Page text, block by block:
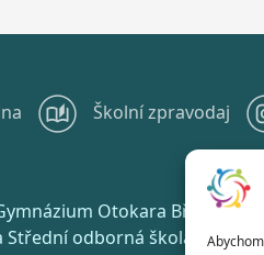
Školní zpravodaj
Otokara Březiny
Střední odborná škola Telč